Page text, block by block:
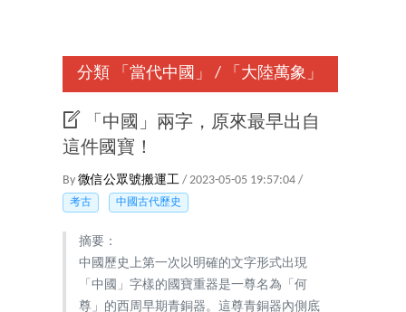
分類 「當代中國」 / 「大陸萬象」
「中國」兩字，原來最早出自
這件國寶！
By 微信公眾號搬運工 / 2023-05-05 19:57:04 /
考古 中國古代歷史
摘要：
中國歷史上第一次以明確的文字形式出現
「中國」字樣的國寶重器是一尊名為「何
尊」的西周早期青銅器。這尊青銅器內側底